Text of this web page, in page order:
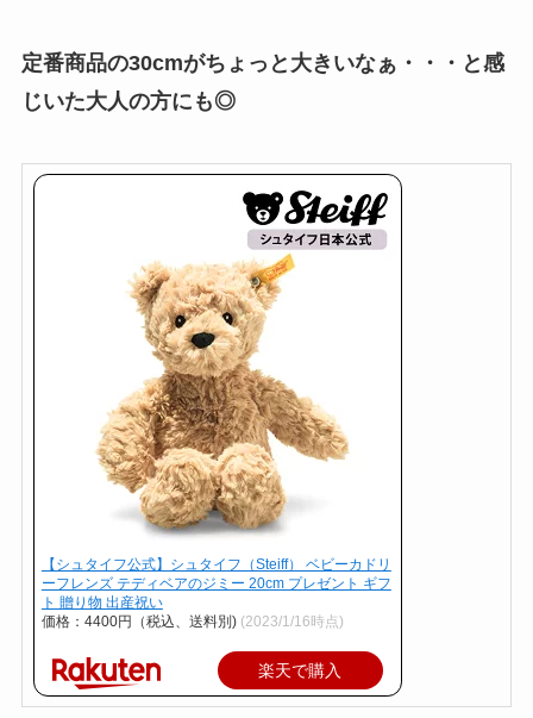
定番商品の30cmがちょっと大きいなぁ・・・と感
じいた大人の方にも◎
【シュタイフ公式】シュタイフ（Steiff） ベビーカドリ
ーフレンズ テディベアのジミー 20cm プレゼント ギフ
ト 贈り物 出産祝い
価格：4400円（税込、送料別) (2023/1/16時点)
楽天で購入